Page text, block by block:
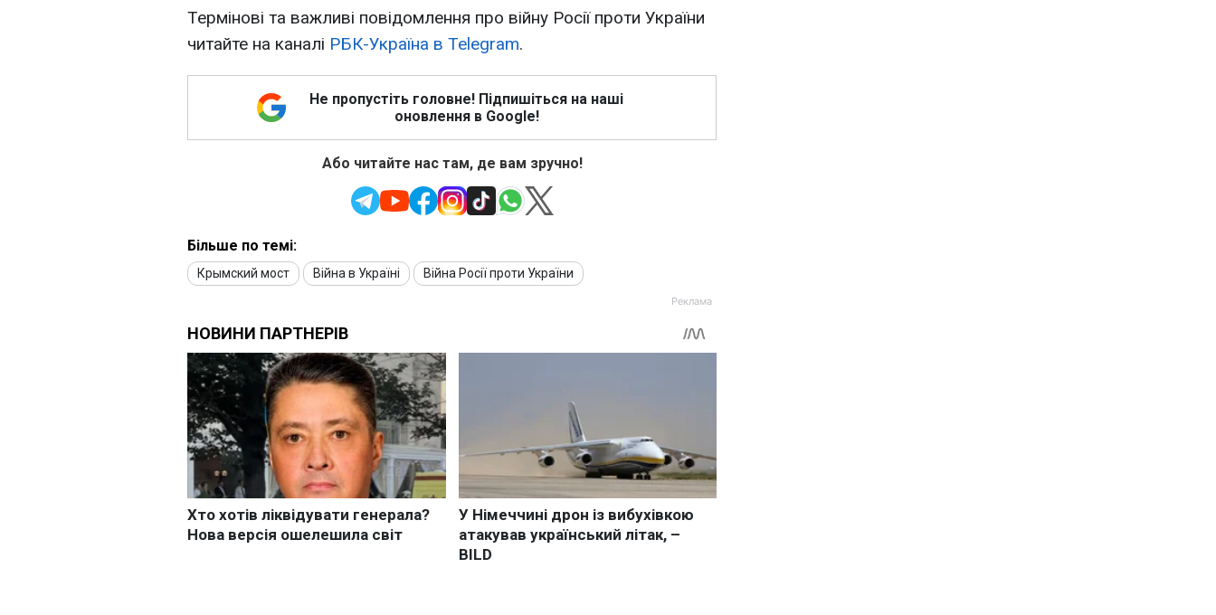
Термінові та важливі повідомлення про війну Росії проти України
читайте на каналі РБК-Україна в Telegram.
Не пропустіть головне! Підпишіться на наші
оновлення в Google!
Або читайте нас там, де вам зручно!
Більше по темі:
Крымский мост Війна в Україні Війна Росії проти України